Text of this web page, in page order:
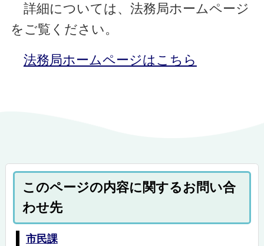
詳細については、法務局ホームページ
をご覧ください。
法務局ホームページはこちら
このページの内容に関するお問い合
わせ先
市民課